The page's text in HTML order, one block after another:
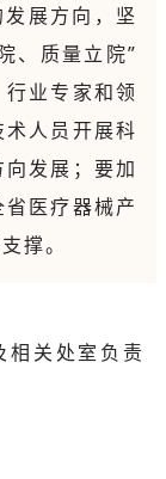
展方向，坚
、质量立院”
业专家和领
人员开展科
发展；要加
医疗器械产
撑。
相关处室负责